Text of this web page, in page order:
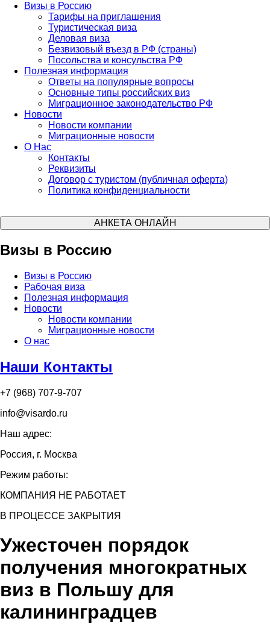
Визы в Россию
Тарифы на приглашения
Туристическая виза
Деловая виза
Безвизовый въезд в РФ (страны)
Посольства и консульства РФ
Полезная информация
Ответы на популярные вопросы
Основные типы российских виз
Миграционное законодательство РФ
Новости
Новости компании
Миграционные новости
О Нас
Контакты
Реквизиты
Договор с туристом (публичная оферта)
Политика конфиденциальности
АНКЕТА ОНЛАЙН
Визы в Россию
Визы в Россию
Рабочая виза
Полезная информация
Новости
Новости компании
Миграционные новости
О нас
Наши Контакты
+7 (968) 707-9-707
info@visardo.ru
Наш адрес:
Россия, г. Москва
Режим работы:
КОМПАНИЯ НЕ РАБОТАЕТ
В ПРОЦЕССЕ ЗАКРЫТИЯ
Ужесточен порядок
получения многократных
виз в Польшу для
калининградцев